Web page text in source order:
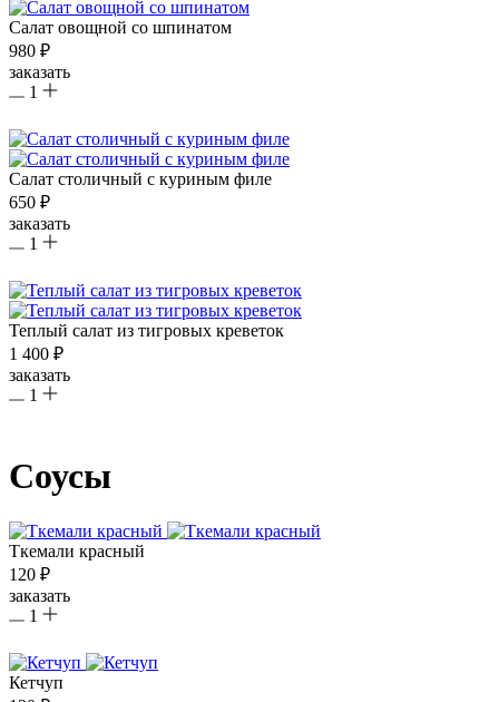
Салат овощной со шпинатом
980 ₽
заказать
1
Салат столичный с куриным филе
650 ₽
заказать
1
Теплый салат из тигровых креветок
1 400 ₽
заказать
1
Соусы
Ткемали красный
120 ₽
заказать
1
Кетчуп